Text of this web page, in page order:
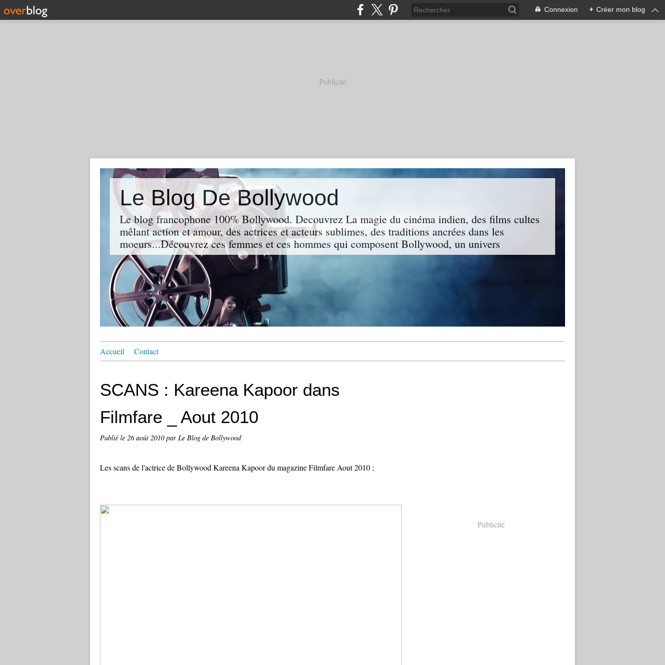
Connexion + Créer mon blog
Publicité
Le Blog De Bollywood
Le blog francophone 100% Bollywood. Decouvrez La magie du cinéma indien, des films cultes
mêlant action et amour, des actrices et acteurs sublimes, des traditions ancrées dans les
moeurs...Découvrez ces femmes et ces hommes qui composent Bollywood, un univers
Accueil Contact
SCANS : Kareena Kapoor dans
Filmfare _ Aout 2010
Publié le 26 août 2010par Le Blog de Bollywood
Les scans de l'actrice de Bollywood Kareena Kapoor du magazine Filmfare Aout 2010 ;
Publicité